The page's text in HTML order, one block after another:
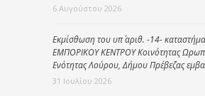
6 Αυγούστου 2026
Εκμίσθωση του υπ΄ αριθ. -14-
ΕΜΠΟΡΙΚΟΥ ΚΕΝΤΡΟΥ Κοινότητας
Ενότητας Λούρου, Δήμου Πρέβεζας
31 Ιουλίου 2026